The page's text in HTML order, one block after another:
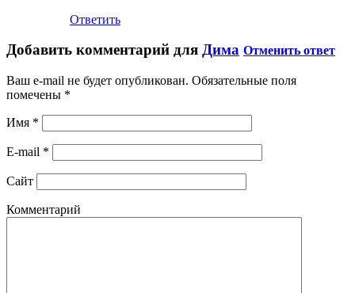
Ответить
Добавить комментарий для Дима Отменить ответ
Ваш e-mail не будет опубликован. Обязательные поля
помечены *
Имя *
E-mail *
Сайт
Комментарий